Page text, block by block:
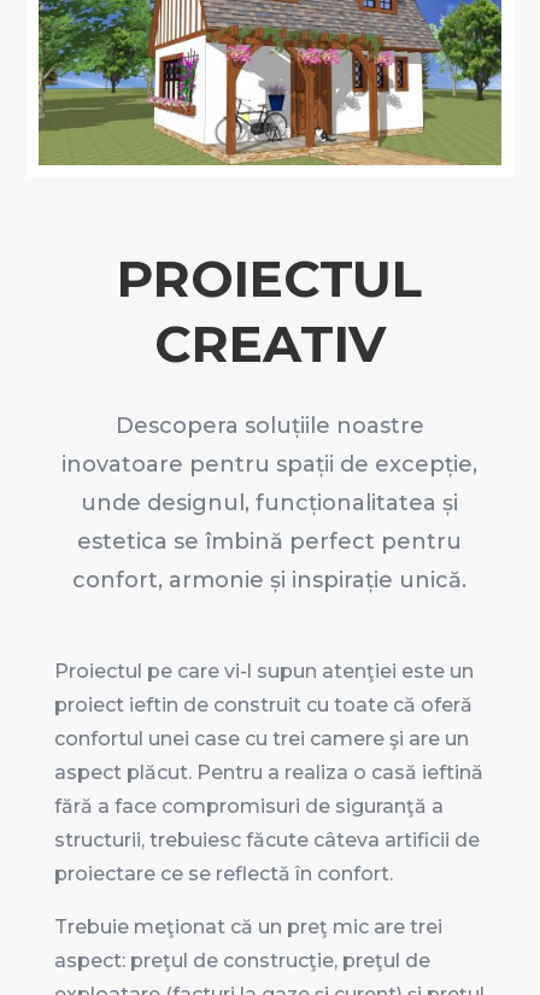
PROIECTUL
CREATIV
Descopera soluțiile noastre
inovatoare pentru spații de excepție,
unde designul, funcționalitatea și
estetica se îmbină perfect pentru
confort, armonie și inspirație unică.
Proiectul pe care vi-l supun atenţiei este un
proiect ieftin de construit cu toate că oferă
confortul unei case cu trei camere şi are un
aspect plăcut. Pentru a realiza o casă ieftină
fără a face compromisuri de siguranţă a
structurii, trebuiesc făcute câteva artificii de
proiectare ce se reflectă în confort.
Trebuie meţionat că un preţ mic are trei
aspect: preţul de construcţie, preţul de